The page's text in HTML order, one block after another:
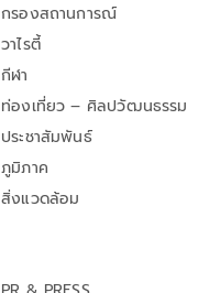
กรองสถานการณ์
วาไรตี้
กีฬา
ท่องเที่ยว – ศิลปวัฒนธรรม
ประชาสัมพันธ์
ภูมิภาค
สิ่งแวดล้อม